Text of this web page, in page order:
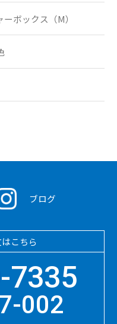
ボックス（M）
ブログ
こちら
7335
002